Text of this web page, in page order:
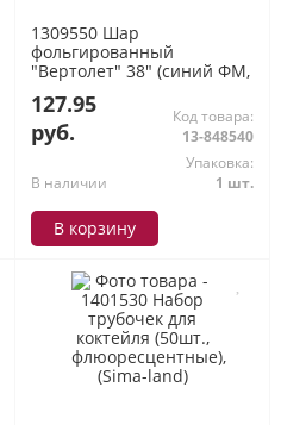
1309550 Шар
фольгированный
"Вертолет" 38" (синий ФМ,
(Sima-land)
127.95
руб.
Код товара:
13-848540
В наличии
Упаковка:
1 шт.
В корзину